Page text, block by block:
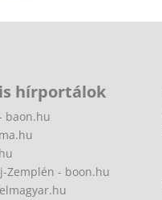
hírportálok
baon.hu
Zemplén - boon.hu